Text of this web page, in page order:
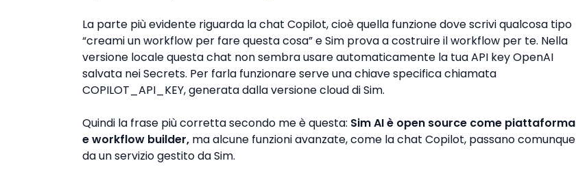
La parte più evidente riguarda la chat Copilot, cioè quella funzione dove scrivi qualcosa tipo
“creami un workflow per fare questa cosa” e Sim prova a costruire il workflow per te. Nella
versione locale questa chat non sembra usare automaticamente la tua API key OpenAI
salvata nei Secrets. Per farla funzionare serve una chiave specifica chiamata
COPILOT_API_KEY, generata dalla versione cloud di Sim.
Quindi la frase più corretta secondo me è questa: Sim AI è open source come piattaforma
e workflow builder, ma alcune funzioni avanzate, come la chat Copilot, passano comunque
da un servizio gestito da Sim.